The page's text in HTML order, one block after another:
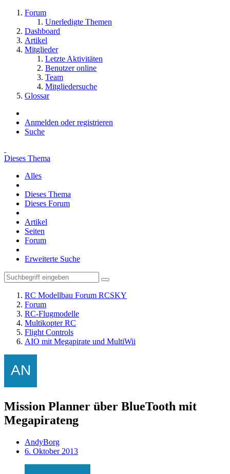
Forum
Unerledigte Themen
Dashboard
Artikel
Mitglieder
Letzte Aktivitäten
Benutzer online
Team
Mitgliedersuche
Glossar
Anmelden oder registrieren
Suche
Dieses Thema
Alles
Dieses Thema
Dieses Forum
Artikel
Seiten
Forum
Erweiterte Suche
RC Modellbau Forum RCSKY
Forum
RC-Flugmodelle
Multikopter RC
Flight Controls
AIO mit Megapirate und MultiWii
Mission Planner über BlueTooth mit
Megapirateng
AndyBorg
6. Oktober 2013